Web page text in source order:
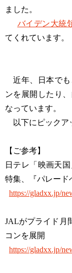
ました。
バイデン大統
てくれています。
近年、日本でも
ンを展開したり
なっています。
以下にピックア
【ご参考】
日テレ「映画天
特集、『パレード
https://gladxx.jp/
JALがプライド月
コンを展開
https://gladxx.jp/